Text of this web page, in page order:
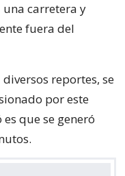
una carretera y
fuera del
reportes, se
por este
que se generó